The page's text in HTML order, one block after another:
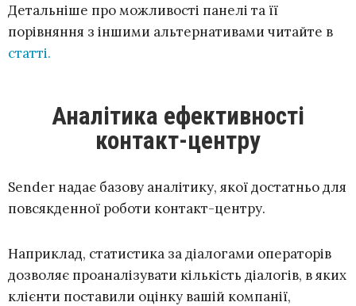
Детальніше про можливості панелі та її
порівняння з іншими альтернативами читайте в
статті.
Аналітика ефективності
контакт-центру
Sender надає базову аналітику, якої достатньо для
повсякденної роботи контакт-центру.
Наприклад, статистика за діалогами операторів
дозволяє проаналізувати кількість діалогів, в яких
клієнти поставили оцінку вашій компанії,